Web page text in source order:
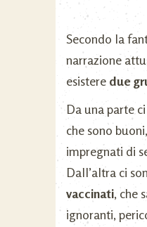
Secondo la
narrazione
esistere due
Da una parte
che sono
impregnati di
Dall’altra ci
vaccinati, che
ignoranti,